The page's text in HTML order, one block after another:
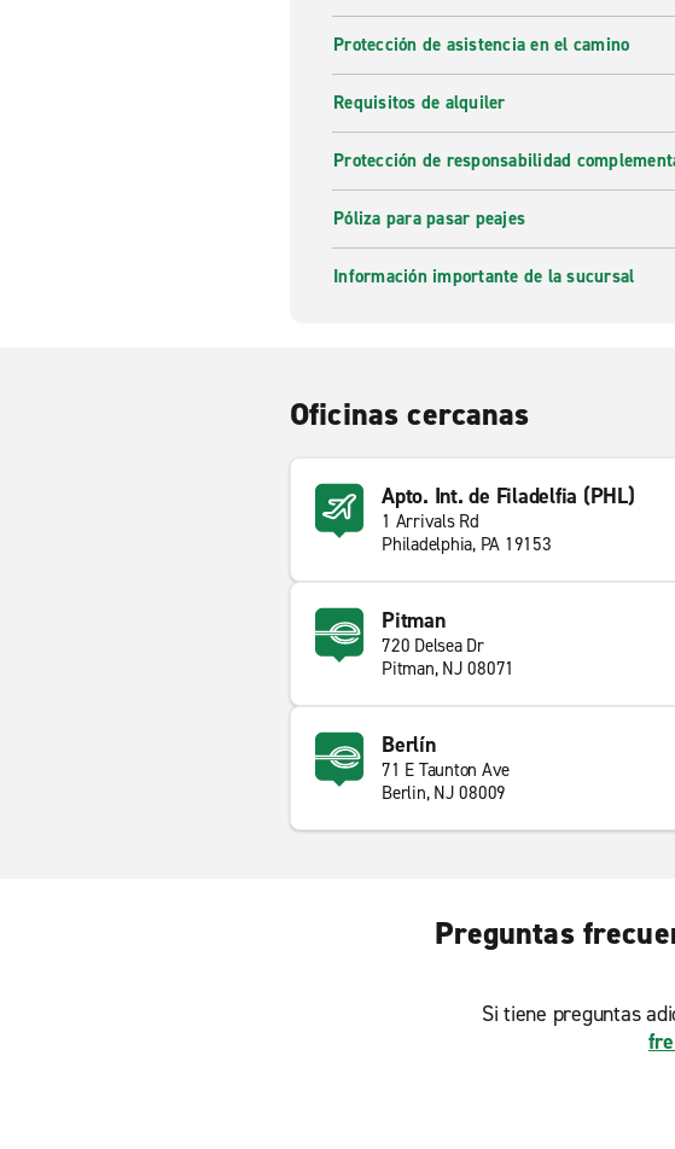
Protección de asistencia en el camino
Requisitos de alquiler
Protección de responsabilidad
Póliza para pasar peajes
Información importante de la sucursal
Oficinas cercanas
Apto. Int. de Filadelfia (PHL)
1 Arrivals Rd
Philadelphia, PA 19153
Pitman
720 Delsea Dr
Pitman, NJ 08071
Berlín
71 E Taunton Ave
Berlin, NJ 08009
Preguntas
Si tiene preguntas